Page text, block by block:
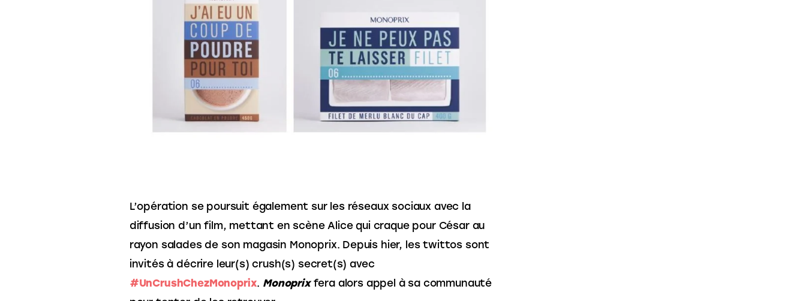
L’opération se poursuit également sur les réseaux sociaux avec la
diffusion d’un film, mettant en scène Alice qui craque pour César au
rayon salades de son magasin Monoprix. Depuis hier, les twittos sont
invités à décrire leur(s) crush(s) secret(s) avec
#UnCrushChezMonoprix. Monoprix fera alors appel à sa communauté